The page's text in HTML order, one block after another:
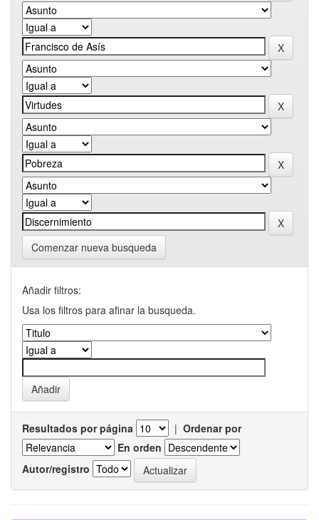
Comenzar nueva busqueda
Añadir filtros:
Usa los filtros para afinar la busqueda.
Resultados por página | Ordenar por
En orden
Autor/registro